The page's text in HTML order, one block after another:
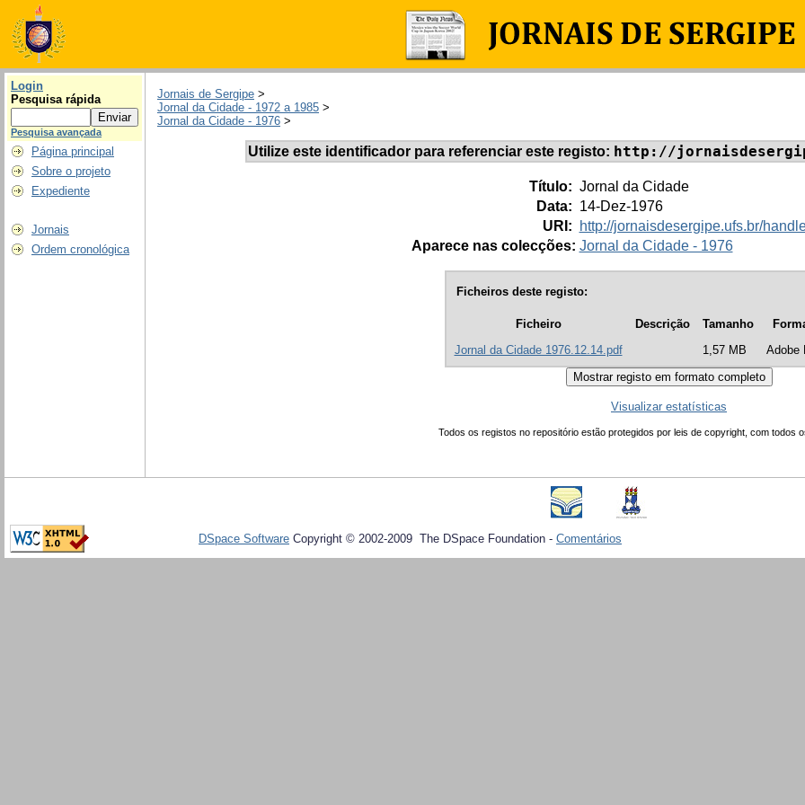
Login
Pesquisa rápida
Pesquisa avançada
Página principal
Sobre o projeto
Expediente
Jornais
Ordem cronológica
Jornais de Sergipe >
Jornal da Cidade - 1972 a 1985 >
Jornal da Cidade - 1976 >
Utilize este identificador para referenciar este registo: http://
Título: Jornal da Cidade
Data: 14-Dez-1976
URI:
http://jornaisdesergipe.ufs.br/
Aparece nas colecções: Jornal da Cidade - 1976
Ficheiros deste registo:
Ficheiro Descrição Tamanho
Jornal da Cidade 1976.12.14.pdf
1,57 MB Adobe
Visualizar estatísticas
Todos os registos no repositório estão protegidos por leis de copyright, com todos
DSpace Software Copyright © 2002-2009 The DSpace Foundation - Comentários